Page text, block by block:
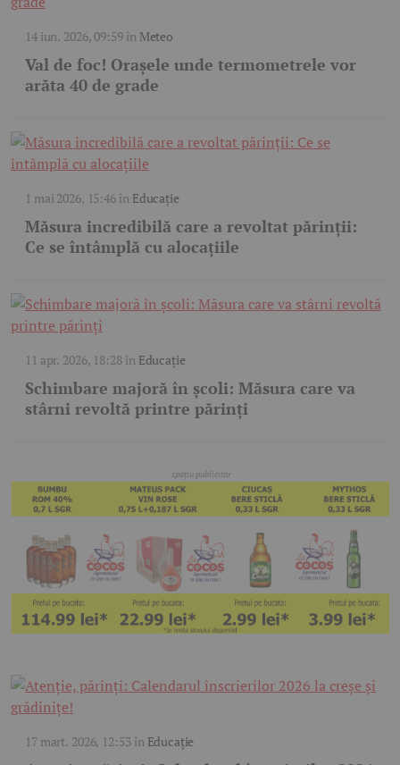
14 iun. 2026, 09:59în Meteo
Val de foc! Orașele unde termometrele vor
arăta 40 de grade
1 mai 2026, 15:46în Educație
Măsura incredibilă care a revoltat părinții:
Ce se întâmplă cu alocațiile
11 apr. 2026, 18:28în Educație
Schimbare majoră în școli: Măsura care va
stârni revoltă printre părinți
17 mart. 2026, 12:53în Educație